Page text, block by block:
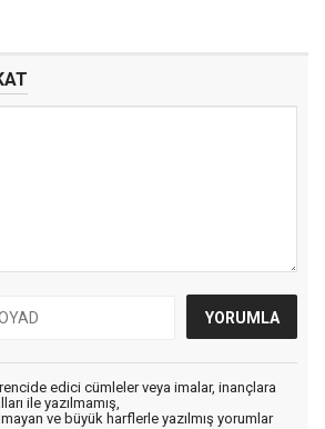
edici cümleler veya imalar, inançlara
ile yazılmamış,
ve büyük harflerle yazılmış yorumlar